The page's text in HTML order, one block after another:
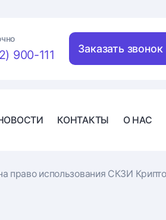
900-111 Заказать звонок
КОНТАКТЫ О НАС
право использования СКЗИ